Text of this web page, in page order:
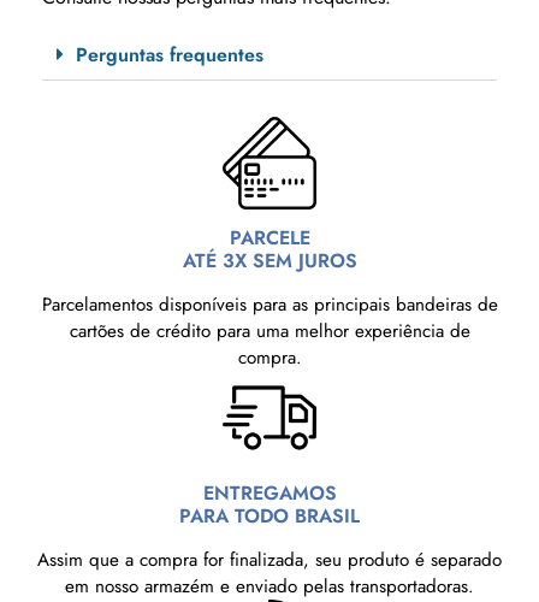
Perguntas frequentes
PARCELE
ATÉ 3X SEM JUROS
Parcelamentos disponíveis para as principais bandeiras de
cartões de crédito para uma melhor experiência de
compra.
ENTREGAMOS
PARA TODO BRASIL
Assim que a compra for finalizada, seu produto é separado
em nosso armazém e enviado pelas transportadoras.